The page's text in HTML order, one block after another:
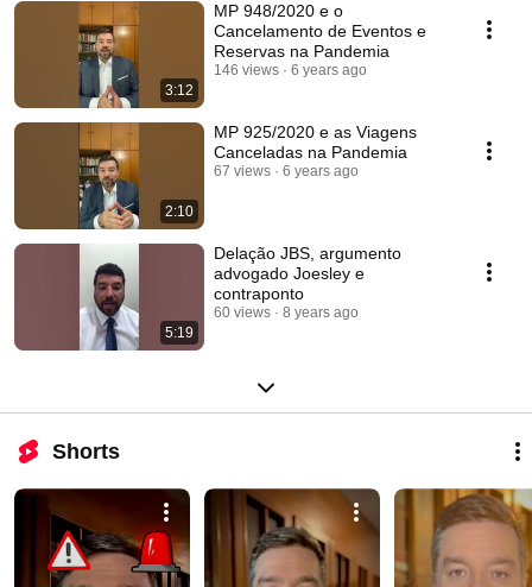
3:12
MP 948/2020 e o
Cancelamento de Eventos e
Reservas na Pandemia
146 views 6 years ago
2:10
MP 925/2020 e as Viagens
Canceladas na Pandemia
67 views 6 years ago
5:19
Delação JBS, argumento
advogado Joesley e
contraponto
60 views 8 years ago
Shorts